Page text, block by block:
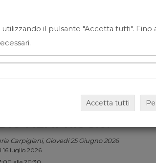
HOUR GRECO CON
MEMPHIS 3.0.
Carpigiani, Giovedi 25 Giugno 2026
16 luglio 2026
il pulsante "Accetta tutti". Fino
Accetta tutti